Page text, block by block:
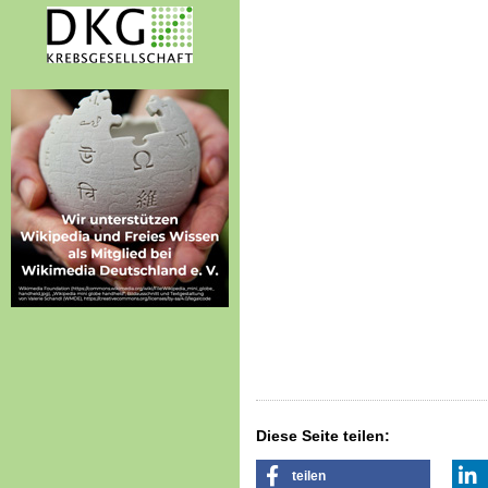
Diese Seite teilen:
teilen